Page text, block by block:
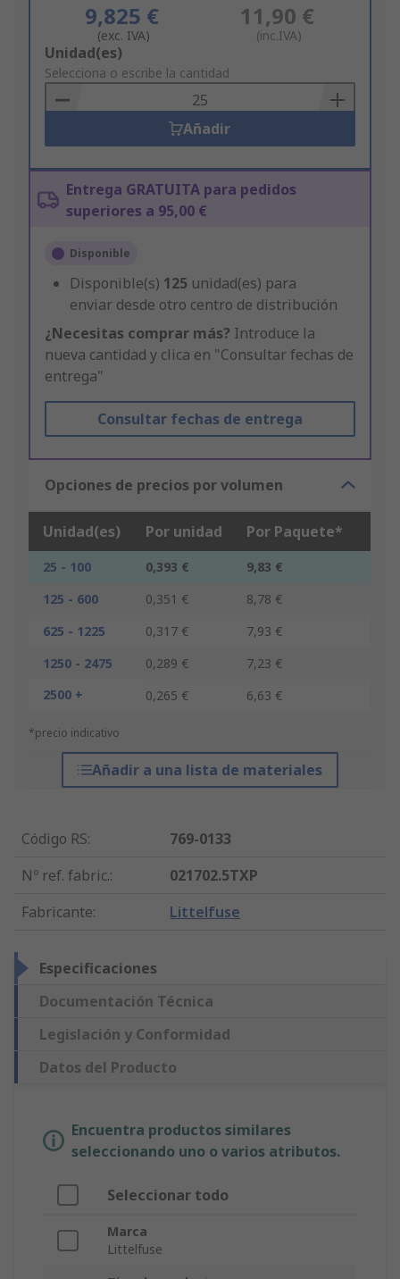
9,825 €
(exc. IVA)
11,90 €
(inc.IVA)
Add
to
Basket
Unidad(es)
Selecciona o escribe la cantidad
Añadir
Entrega GRATUITA para pedidos
superiores a 95,00 €
Disponible
Disponible(s) 125 unidad(es) para
enviar desde otro centro de distribución
¿Necesitas comprar más? Introduce la
nueva cantidad y clica en "Consultar fechas de
entrega"
Consultar fechas de entrega
Opciones de precios por volumen
Unidad(es) Por unidad Por Paquete*
25 - 100 0,393 €
9,83 €
125 - 600
0,351 €
8,78 €
625 - 1225
0,317 €
7,93 €
1250 - 2475
0,289 €
7,23 €
2500 +
0,265 € 6,63 €
*precio indicativo
Añadir a una lista de materiales
Código RS:
769-0133
Nº ref. fabric.:
021702.5TXP
Fabricante: Littelfuse
Especificaciones
Documentación Técnica
Legislación y Conformidad
Datos del Producto
Encuentra productos similares
seleccionando uno o varios atributos.
Seleccionar todo
Marca
Littelfuse